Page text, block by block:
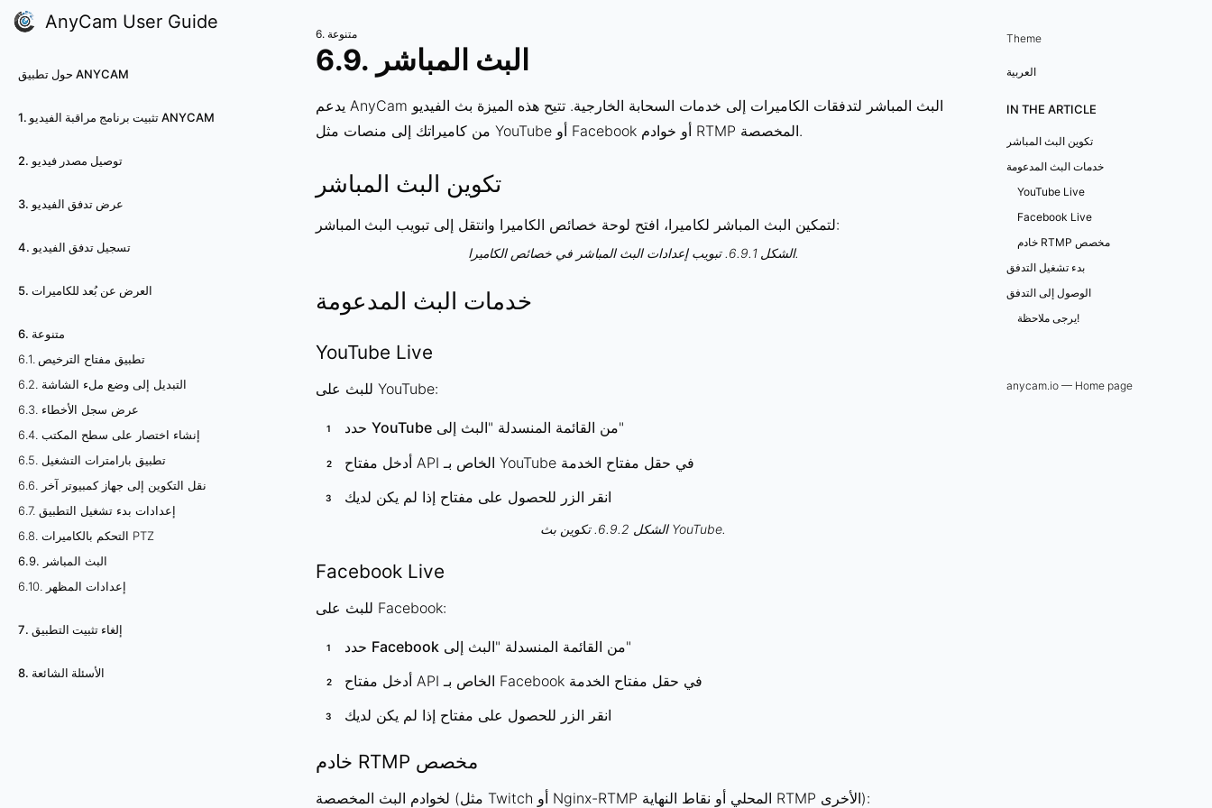
AnyCam User Guide
حول تطبيق ANYCAM
1. تثبيت برنامج مراقبة الفيديو ANYCAM
2. توصيل مصدر فيديو
3. عرض تدفق الفيديو
4. تسجيل تدفق الفيديو
5. العرض عن بُعد للكاميرات
6. متنوعة
6.1. تطبيق مفتاح الترخيص
6.2. التبديل إلى وضع ملء الشاشة
6.3. عرض سجل الأخطاء
6.4. إنشاء اختصار على سطح المكتب
6.5. تطبيق بارامترات التشغيل
6.6. نقل التكوين إلى جهاز كمبيوتر آخر
6.7. إعدادات بدء تشغيل التطبيق
6.8. التحكم بالكاميرات PTZ
6.9. البث المباشر
6.10. إعدادات المظهر
7. إلغاء تثبيت التطبيق
8. الأسئلة الشائعة
6. متنوعة
6.9. البث المباشر
يدعم AnyCam البث المباشر لتدفقات الكاميرات إلى خدمات السحابة الخارجية. تتيح هذه الميزة بث الفيديو
من كاميراتك إلى منصات مثل YouTube أو Facebook أو خوادم RTMP المخصصة.
تكوين البث المباشر
لتمكين البث المباشر لكاميرا، افتح لوحة خصائص الكاميرا وانتقل إلى تبويب البث المباشر :
الشكل 6.9.1. تبويب إعدادات البث المباشر في خصائص الكاميرا.
خدمات البث المدعومة
YouTube Live
للبث على YouTube:
YouTube
من القائمة المنسدلة "البث إلى"
أدخل مفتاح API الخاص بـ YouTube في حقل مفتاح الخدمة
انقر الزر للحصول على مفتاح إذا لم يكن لديك
الشكل 6.9.2. تكوين بث YouTube.
Facebook Live
للبث على Facebook:
Facebook
من القائمة المنسدلة "البث إلى"
أدخل مفتاح API الخاص بـ Facebook في حقل مفتاح الخدمة
انقر الزر للحصول على مفتاح إذا لم يكن لديك
خادم RTMP مخصص
لخوادم البث المخصصة (مثل Twitch أو Nginx-RTMP المحلي أو نقاط النهاية RTMP الأخرى):
Theme
العربية
IN THE ARTICLE
تكوين البث المباشر
خدمات البث المدعومة
YouTube Live
Facebook Live
خادم RTMP مخصص
بدء تشغيل التدفق
الوصول إلى التدفق
يرجى ملاحظة!
anycam.io — Home page